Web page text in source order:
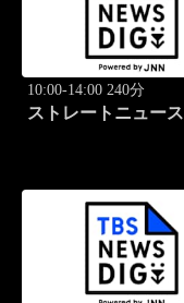
10:00-14:00 240分
ストレートニュース